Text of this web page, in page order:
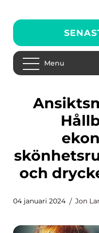
Menu
Ansiktsmask billig –
och
04 januari 2024 Jon